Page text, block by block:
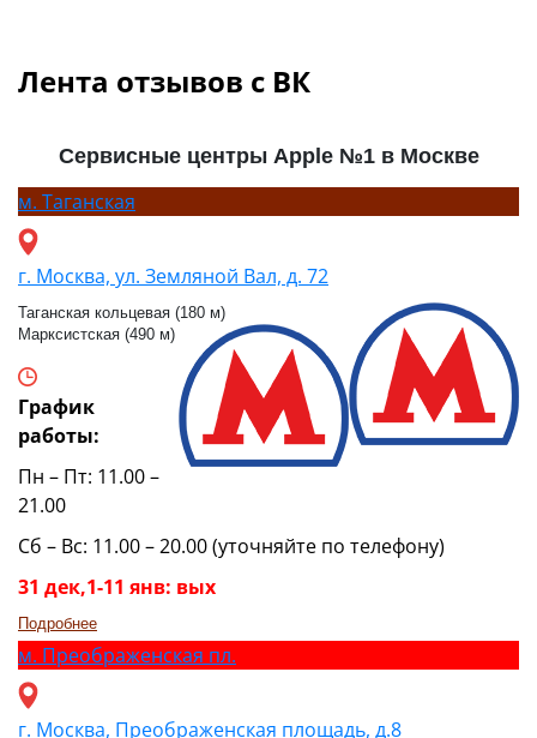
Лента отзывов с ВК
Сервисные центры Apple №1 в Москве
м. Таганская
г. Москва, ул. Земляной Вал, д. 72
Таганская кольцевая (180 м)
Марксистская (490 м)
График
работы:
Пн – Пт: 11.00 –
21.00
Сб – Вс: 11.00 – 20.00 (уточняйте по телефону)
31 дек,1-11 янв: вых
Подробнее
м. Преображенская пл.
г. Москва, Преображенская площадь, д.8